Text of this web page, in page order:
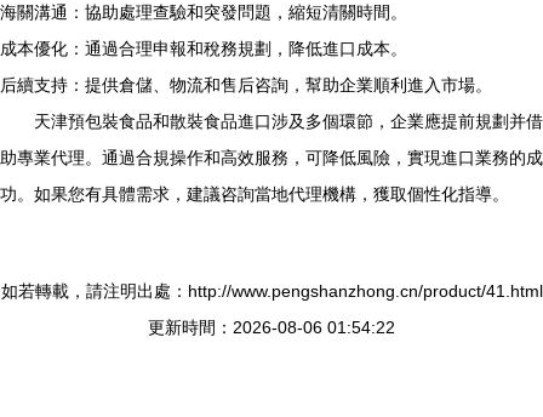
海關溝通：協助處理查驗和突發問題，縮短清關時間。
成本優化：通過合理申報和稅務規劃，降低進口成本。
后續支持：提供倉儲、物流和售后咨詢，幫助企業順利進入市場。
天津預包裝食品和散裝食品進口涉及多個環節，企業應提前規劃并借
助專業代理。通過合規操作和高效服務，可降低風險，實現進口業務的成
功。如果您有具體需求，建議咨詢當地代理機構，獲取個性化指導。
如若轉載，請注明出處：http://www.pengshanzhong.cn/product/41.html
更新時間：2026-08-06 01:54:22